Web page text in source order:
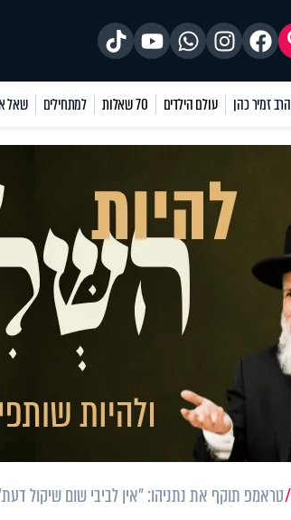
הרב זמיר כהן עולם הילדים 70 שאלות למתחילים שאל
טראמפ תוקף את נתניהו: "אין לביבי שום שיקול